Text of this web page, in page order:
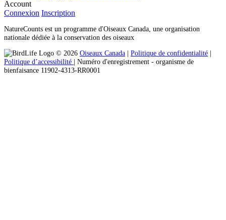
Account
Connexion Inscription
NatureCounts est un programme d'Oiseaux Canada, une organisation
nationale dédiée à la conservation des oiseaux
© 2026 Oiseaux Canada | Politique de confidentialité |
Politique d’accessibilité | Numéro d'enregistrement ‐ organisme de
bienfaisance 11902-4313-RR0001